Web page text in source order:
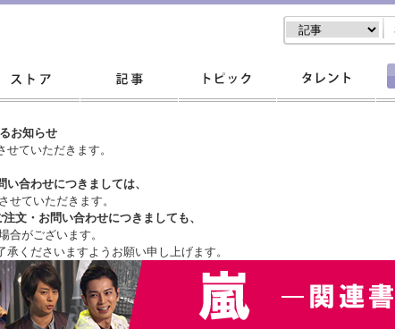
お知らせ
ていただきます。
合わせにつきましては、
せていただきます。
文・ お問い合わせにつきましても、
合がございます。
承くださいますようお願い申し上げます。